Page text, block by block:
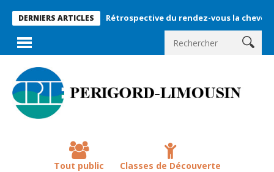
DERNIERS ARTICLESRétrospective du rendez-vous la chevêche 2026 !
Tout public
Classes de Découverte